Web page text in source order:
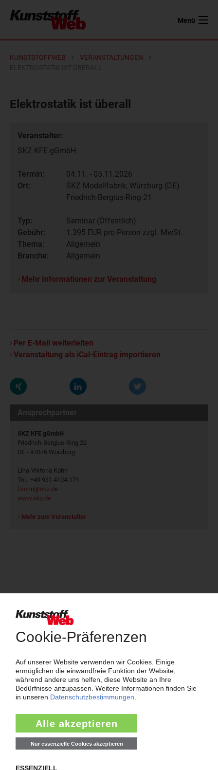
Menü
KUNSTSTOFFWEB
VERANSTALTUNGEN
Elektrostatik ist überall
Veranstalter:
SKZ KFE gGmbH
Termin:
04.11. - 05.11.2026
Ort:
SKZ Modellfabrik, Würzburg (DE)
Friedrich-Bergius-Ring 21
Typ:
Seminar (Öffentlich)
Gebühr:
1.395 EUR pro Person zzgl. MwSt.
Thema:
Allgemein
Branche:
Allgemein
Mehr Informationen zur Veranstaltung
Per E-Mail weiterleiten
Veranstaltung als iCal-Eintrag importieren
Ansprechpartner
SKZ KFE gGmbH
Friedrich-Bergius-Ring 22
DE - 97076 Würzburg
Lina-Viktoria Kohn
Tel.: +49 931 4104-171
l.kohn@skz.de
www.skz.de
Mehr zum Veranstalter
Über das KunststoffWeb
versorgt das KunststoffWeb bereits seit 1996 die Fach-
und Führungskräfte der Branche mit täglichen
Nachrichten rund um das Thema "Kunststoffe". Im Fokus
der Berichterstattung ist dabei die Preisentwicklung für
Material, Anwendungen und Verpackungen.
Weiterhin bietet das KunststoffWeb geeignete
Bezugsquellen für den Einkauf sowie nützlichen Service-
Informationen wie Handelsnamen und Veranstaltungen.